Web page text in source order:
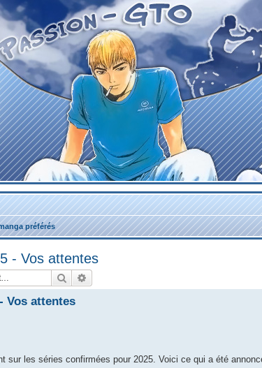
préférés
- Vos attentes
Rechercher
Vos attentes
sur les séries confirmées pour 2025. Voici ce qui a été